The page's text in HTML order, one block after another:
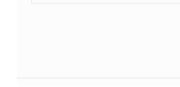
Beitragsnavigation